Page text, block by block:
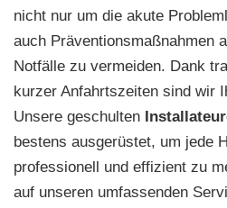
nicht nur um die akute
auch Präventionsmaßnahmen
Notfälle zu vermeiden. Dank
kurzer Anfahrtszeiten sind wir
Unsere geschulten
bestens ausgerüstet, um jede
professionell und effizient zu
auf unseren umfassenden